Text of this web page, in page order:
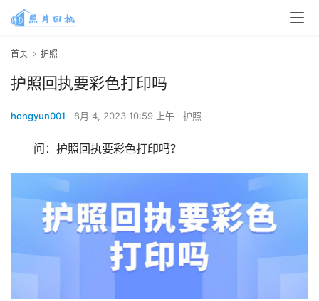
首页 护照
护照回执要彩色打印吗
hongyun001 8月 4, 2023 10:59 上午 护照
问：护照回执要彩色打印吗？